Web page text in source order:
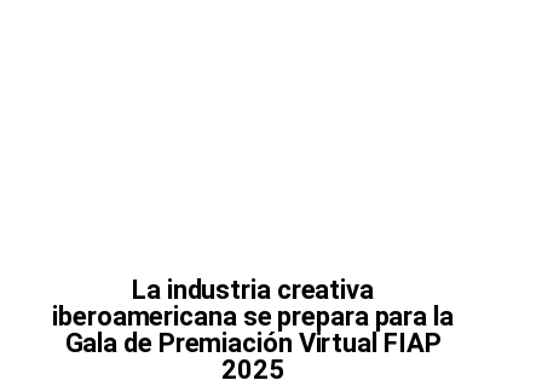
La industria creativa
iberoamericana se prepara para la
Gala de Premiación Virtual FIAP
2025